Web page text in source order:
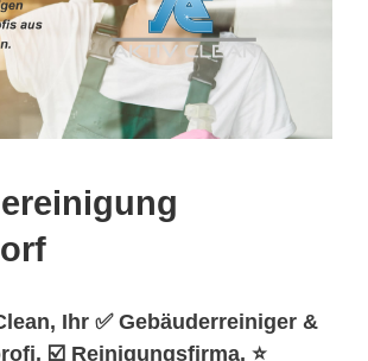
Ihr ✅ Gebäuderreiniger &
☑️ Reinigungsfirma, ⭐